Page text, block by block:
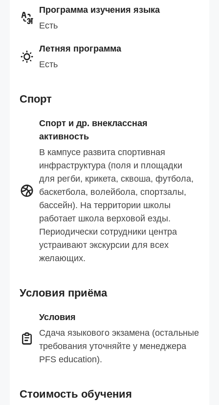
Программа изучения языка
Есть
Летняя программа
Есть
Спорт
Спорт и др. внеклассная
активность
В кампусе развита спортивная
инфраструктура (поля и площадки
для регби, крикета, сквоша, футбола,
баскетбола, волейбола, спортзалы,
бассейн). На территории школы
работает школа верховой езды.
Периодически сотрудники центра
устраивают экскурсии для всех
желающих.
Условия приёма
Условия
Сдача языкового экзамена (остальные
требования уточняйте у менеджера
PFS education).
Стоимость обучения